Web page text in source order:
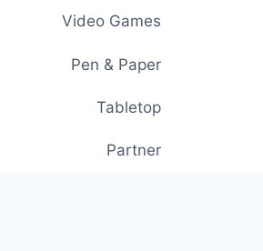
Video Games
Pen & Paper
Tabletop
Partner